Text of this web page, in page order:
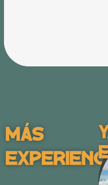
Más